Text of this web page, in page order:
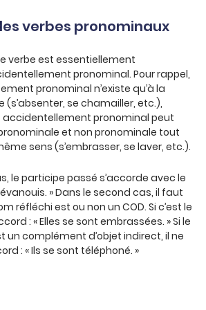
verbes pronominaux
verbe est essentiellement
pronominal. Pour rappel,
pronominal n’existe qu’à la
se chamailler, etc.),
accidentellement pronominal peut
et non pronominale tout
sens (s’embrasser, se laver, etc.).
le participe passé s’accorde avec le
» Dans le second cas, il faut
réfléchi est ou non un COD. Si c’est le
: « Elles se sont embrassées. » Si le
un complément d’objet indirect, il ne
: « Ils se sont téléphoné. »